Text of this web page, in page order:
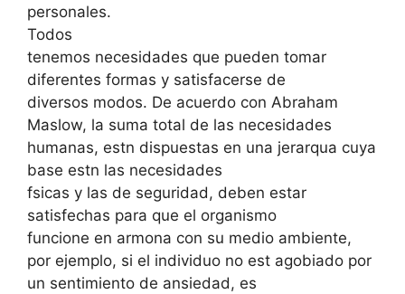
personales.
Todos
tenemos necesidades que pueden tomar
diferentes formas y satisfacerse de
diversos modos. De acuerdo con Abraham
Maslow, la suma total de las necesidades
humanas, estn dispuestas en una jerarqua cuya
base estn las necesidades
fsicas y las de seguridad, deben estar
satisfechas para que el organismo
funcione en armona con su medio ambiente,
por ejemplo, si el individuo no est agobiado por
un sentimiento de ansiedad, es